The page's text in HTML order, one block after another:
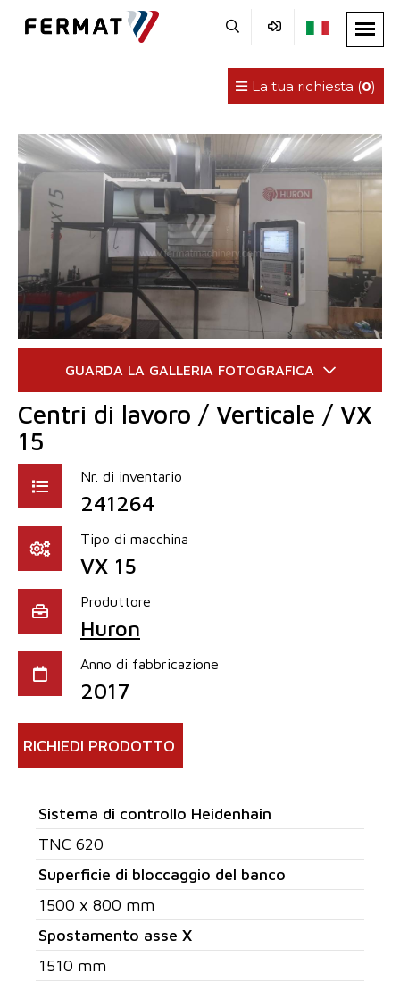
La tua richiesta (0)
Centri di lavoro / Verticale / VX
15
Nr. di inventario
241264
Tipo di macchina
VX 15
Produttore
Huron
Anno di fabbricazione
2017
RICHIEDI PRODOTTO
Sistema di controllo Heidenhain
TNC 620
Superficie di bloccaggio del banco
1500 x 800 mm
Spostamento asse X
1510 mm